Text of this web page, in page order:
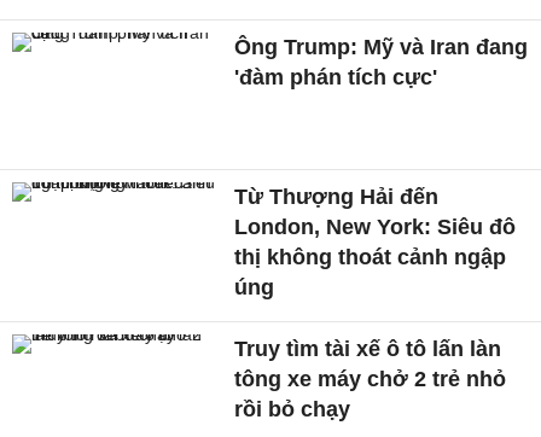
Ông Trump: Mỹ và Iran đang
'đàm phán tích cực'
Từ Thượng Hải đến
London, New York: Siêu đô
thị không thoát cảnh ngập
úng
Truy tìm tài xế ô tô lấn làn
tông xe máy chở 2 trẻ nhỏ
rồi bỏ chạy